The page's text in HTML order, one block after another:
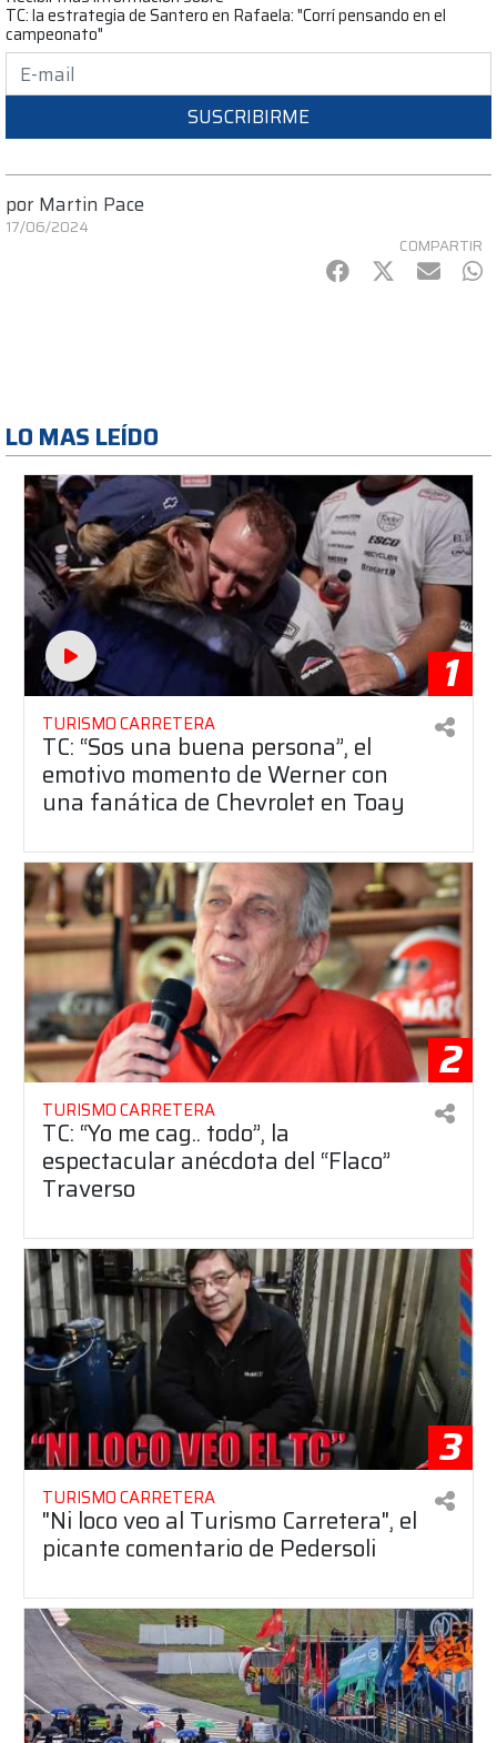
TC: la estrategia de Santero en Rafaela: "Corrí pensando en el
campeonato"
SUSCRIBIRME
por Martin Pace
17/06/2024
COMPARTIR
Facebook
Twitter
mail
LO MAS LEÍDO
1
TURISMO CARRETERA
TC: “Sos una buena persona”, el
emotivo momento de Werner con
una fanática de Chevrolet en Toay
2
TURISMO CARRETERA
TC: “Yo me cag.. todo”, la
espectacular anécdota del “Flaco”
Traverso
3
TURISMO CARRETERA
"Ni loco veo al Turismo Carretera", el
picante comentario de Pedersoli